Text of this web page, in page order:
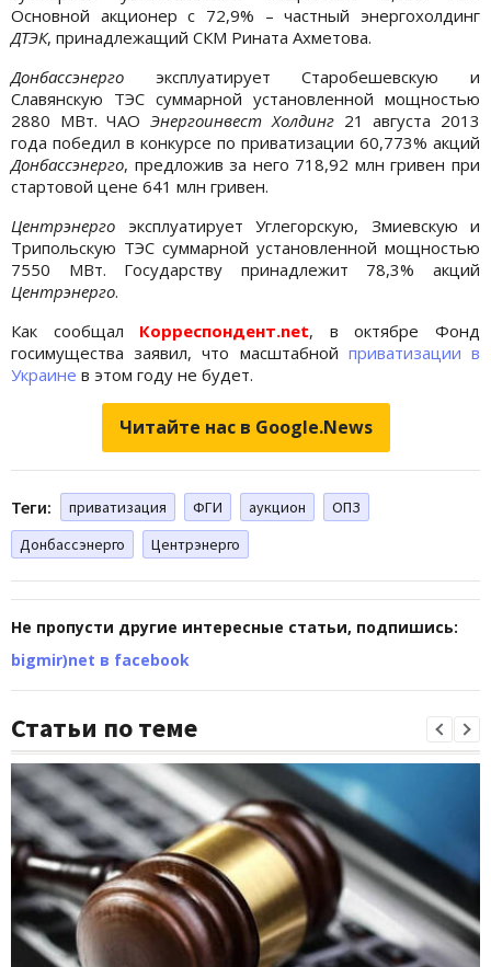
Основной акционер с 72,9% – частный энергохолдинг
ДТЭК, принадлежащий СКМ Рината Ахметова.
Донбассэнерго эксплуатирует Старобешевскую и
Славянскую ТЭС суммарной установленной мощностью
2880 МВт. ЧАОЭнергоинвест Холдинг21 августа 2013
года победил в конкурсе по приватизации 60,773% акций
Донбассэнерго, предложив за него 718,92 млн гривен при
стартовой цене 641 млн гривен.
Центрэнерго эксплуатирует Углегорскую, Змиевскую и
Трипольскую ТЭС суммарной установленной мощностью
7550 МВт. Государству принадлежит 78,3% акций
Центрэнерго.
Как сообщал Корреспондент.net, в октябре Фонд
госимущества заявил, что масштабной приватизации в
Украине в этом году не будет.
Читайте нас в Google.News
Теги: приватизация ФГИ аукцион
ОПЗ
Донбассэнерго
Центрэнерго
Не пропусти другие интересные статьи, подпишись:
bigmir)net в facebook
Статьи по теме